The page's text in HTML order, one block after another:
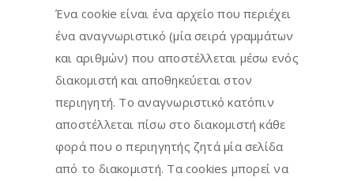
Ένα cookie είναι ένα αρχείο που περιέχει
ένα αναγνωριστικό (μία σειρά γραμμάτων
και αριθμών) που αποστέλλεται μέσω ενός
διακομιστή και αποθηκεύεται στον
περιηγητή. Το αναγνωριστικό κατόπιν
αποστέλλεται πίσω στο διακομιστή κάθε
φορά που ο περιηγητής ζητά μία σελίδα
από το διακομιστή. Τα cookies μπορεί να